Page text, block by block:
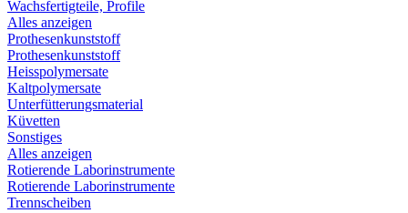
Wachsfertigteile, Profile
Alles anzeigen
Prothesenkunststoff
Prothesenkunststoff
Heisspolymersate
Kaltpolymersate
Unterfütterungsmaterial
Küvetten
Sonstiges
Alles anzeigen
Rotierende Laborinstrumente
Rotierende Laborinstrumente
Trennscheiben